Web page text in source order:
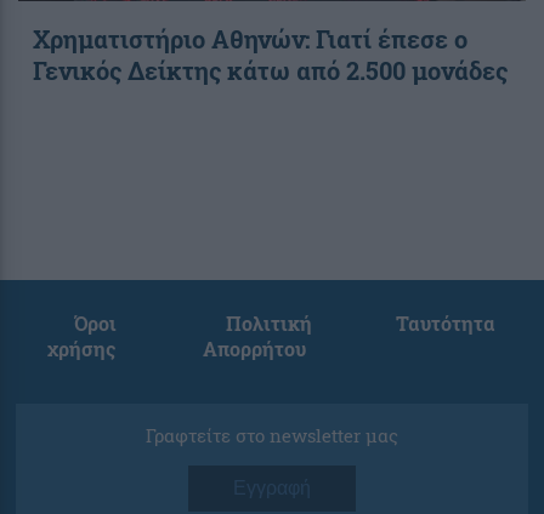
Χρηματιστήριο Αθηνών: Γιατί έπεσε ο
Γενικός Δείκτης κάτω από 2.500 μονάδες
Όροι
χρήσης
Πολιτική
Απορρήτου
Ταυτότητα
Γραφτείτε στο newsletter μας
Εγγραφή